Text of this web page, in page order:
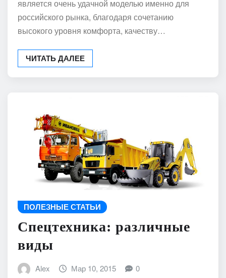
является очень удачной моделью именно для
российского рынка, благодаря сочетанию
высокого уровня комфорта, качеству…
ЧИТАТЬ ДАЛЕЕ
ПОЛЕЗНЫЕ СТАТЬИ
Спецтехника: различные
виды
Alex Мар 10, 2015 0